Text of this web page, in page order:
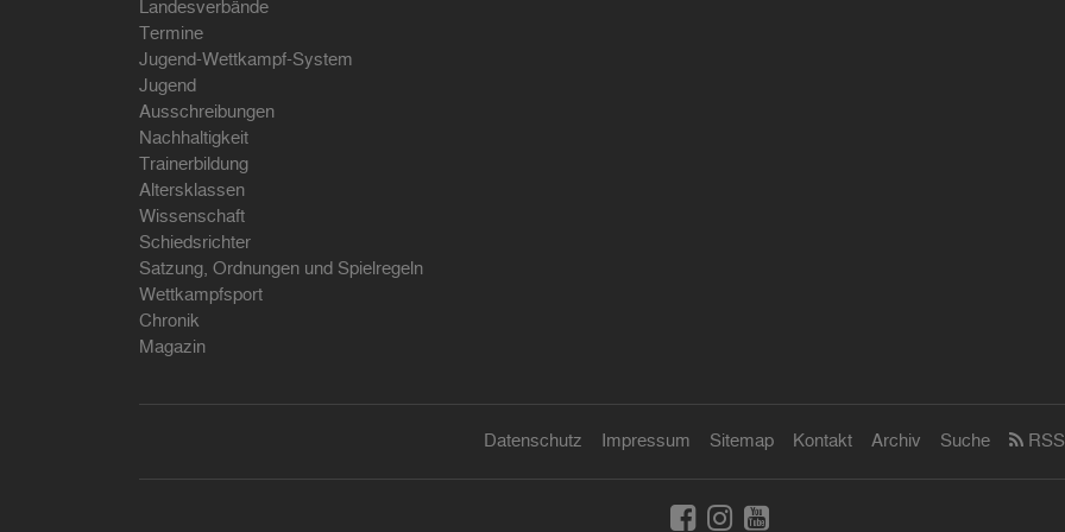
Landesverbände
Termine
Jugend-Wettkampf-System
Jugend
Ausschreibungen
Nachhaltigkeit
Trainerbildung
Altersklassen
Wissenschaft
Schiedsrichter
Satzung, Ordnungen und Spielregeln
Wettkampfsport
Chronik
Magazin
Datenschutz Impressum Sitemap Kontakt Archiv Suche